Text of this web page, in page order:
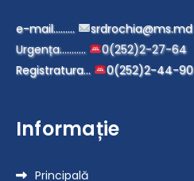
e-mail………
srdrochia@ms.md
Urgența………..
0(252)2-27-64
Registratura…
0(252)2-44-90
Informație
Principală